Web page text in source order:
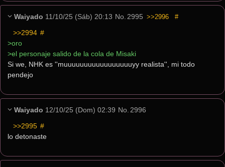
Waiyado 11/10/25 (Sáb) 20:13 No. 2995 >>2996 #
>>2994 #
>oro
>el personaje salido de la cola de Misaki
Si we, NHK es ''muuuuuuuuuuuuuuuuuyy realista'', mi todo
pendejo
Waiyado 12/10/25 (Dom) 02:39 No. 2996
>>2995 #
lo detonaste